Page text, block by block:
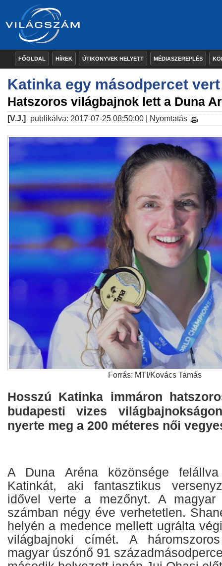
FŐOLDAL HÍREK ÚTIKÖNYVEK HELYETT MÉDIASZEREPLÉS
Katinka egy másodpercet
Hatszoros világbajnok lett a Duna
[V.J.] publikálva: 2017-07-25 08:50:00 | Nyomtatás
Forrás: MTI/Kovács Tamás
Hosszú Katinka immáron
budapesti vizes
nyerte meg a 200 méteres női
A Duna Aréna közönsége
Katinkát, aki fantasztikus
idővel verte a mezőnyt. A
számban négy éve verhetetlen.
helyén a medence mellett ugrálta
világbajnoki címét. A
magyar úszónő 91